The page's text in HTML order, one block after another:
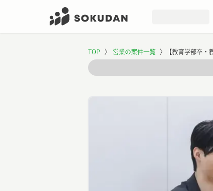
TOP 〉 営業の案件一覧 〉 【教育学部卒・